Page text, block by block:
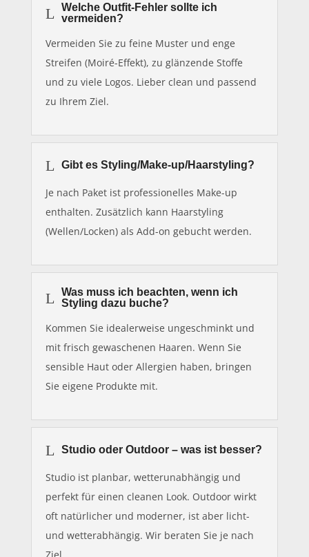
L
Welche Outfit-Fehler sollte ich
vermeiden?
Vermeiden Sie zu feine Muster und enge
Streifen (Moiré-Effekt), zu glänzende Stoffe
und zu viele Logos. Lieber clean und passend
zu Ihrem Ziel.
L Gibt es Styling/Make-up/Haarstyling?
Je nach Paket ist professionelles Make-up
enthalten. Zusätzlich kann Haarstyling
(Wellen/Locken) als Add-on gebucht werden.
L
Was muss ich beachten, wenn ich
Styling dazu buche?
Kommen Sie idealerweise ungeschminkt und
mit frisch gewaschenen Haaren. Wenn Sie
sensible Haut oder Allergien haben, bringen
Sie eigene Produkte mit.
L Studio oder Outdoor – was ist besser?
Studio ist planbar, wetterunabhängig und
perfekt für einen cleanen Look. Outdoor wirkt
oft natürlicher und moderner, ist aber licht-
und wetterabhängig. Wir beraten Sie je nach
Ziel.